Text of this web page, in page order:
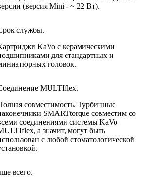
(версия Mini - ~ 22 Вт).
службы.
KaVo с керамическими
для стандартных и
головок.
MULTIflex.
совместимость. Турбинные
SMARTtorque совместим со
соединениями системы KaVo
а значит, могут быть
с любой стоматологической
всего.